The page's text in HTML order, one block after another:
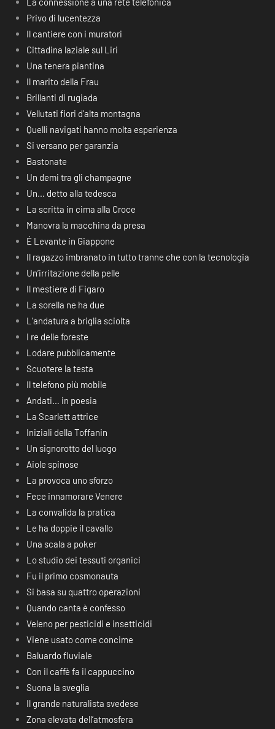
Privo di lucentezza
Il cantiere con i muratori
Cittadina laziale sul Liri
Una tenera piantina
Il marito della Frau
Brillanti di rugiada
Vellutati fiori d’alta montagna
Quelli navigati hanno molta esperienza
Si versano per garanzia
Bastonate
Un demi tra gli champagne
Un… detto alla tedesca
La scritta in cima alla Croce
Manovra la macchina da presa
É Levante in Giappone
Il ragazzo imbranato in tutto tranne che con la tecnologia
Un’irritazione della pelle
Il mestiere di Figaro
La sorella ne ha due
L’andatura a briglia sciolta
I re delle foreste
Lodare pubblicamente
Scuotere la testa
Il telefono più mobile
Andati… in poesia
La Scarlett attrice
Iniziali della Toffanin
Un signorotto del luogo
Aiole spinose
La provoca uno sforzo
Fece innamorare Venere
La convalida la pratica
Le ha doppie il cavallo
Una scala a poker
Lo studio dei tessuti organici
Fu il primo cosmonauta
Si basa su quattro operazioni
Quando canta è confesso
Veleno per pesticidi e insetticidi
Viene usato come concime
Baluardo fluviale
Con il caffè fa il cappuccino
Suona la sveglia
Il grande naturalista svedese
Zona elevata dell’atmosfera